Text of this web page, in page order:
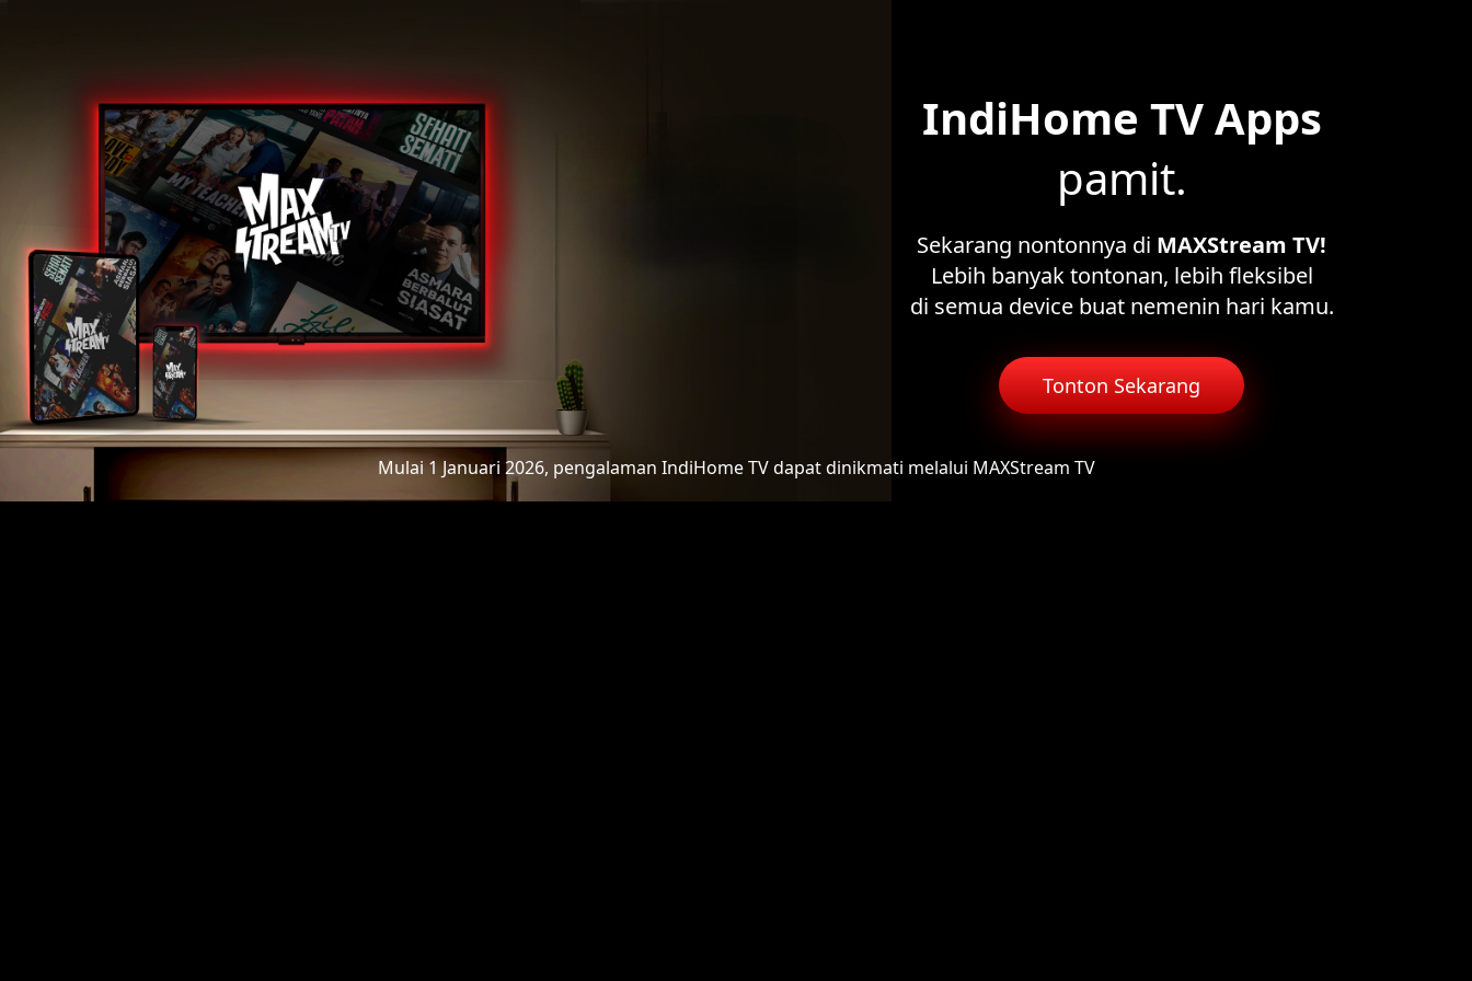
IndiHome TV Apps
pamit.
Sekarang nontonnya di MAXStream TV!
Lebih banyak tontonan, lebih fleksibel
di semua device buat nemenin hari kamu.
Tonton Sekarang
Mulai 1 Januari 2026, pengalaman IndiHome TVdapat dinikmati melalui MAXStream TV